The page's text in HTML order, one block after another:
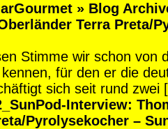
» Blog
Terra Preta/
Stimme wir schon von
für den er die
sich seit rund zwei
Interview:
Pyrolysekocher –